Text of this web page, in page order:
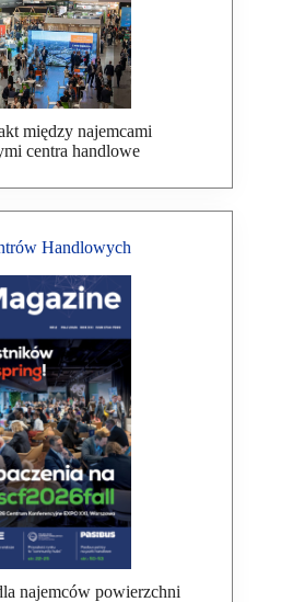
między najemcami
centra handlowe
Handlowych
najemców powierzchni